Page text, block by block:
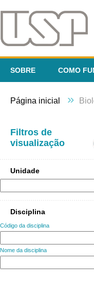
SOBRE COMO
Página inicial »
Filtros de
visualização
Unidade
Disciplina
Código da disciplina
Nome da disciplina